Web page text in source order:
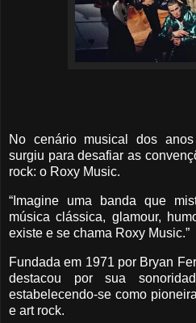
No cenário musical dos
surgiu para desafiar as
rock: o Roxy Music.
“Imagine uma banda que
música clássica, glamour,
existe e se chama Roxy Music.”
Fundada em 1971 por Bryan
destacou por sua
estabelecendo-se como
e art rock.